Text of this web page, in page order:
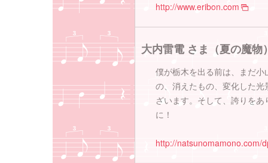
http://www.eribon.com
大内雷電 さま（夏の魔物
僕が栃木を出る前は、まだ
の、消えたもの、変化した
ざいます。そして、誇りを
に！
http://natsunomamono.com/